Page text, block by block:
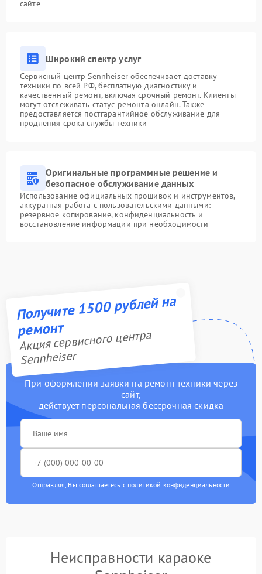
сайте
Широкий спектр услуг
Сервисный центр Sennheiser обеспечивает доставку
техники по всей РФ, бесплатную диагностику и
качественный ремонт, включая срочный ремонт. Клиенты
могут отслеживать статус ремонта онлайн. Также
предоставляется постгарантийное обслуживание для
продления срока службы техники
Оригинальные программные решение и
безопасное обслуживание данных
Использование официальных прошивок и инструментов,
аккуратная работа с пользовательскими данными:
резервное копирование, конфиденциальность и
восстановление информации при необходимости
Получите 1500 рублей на
ремонт
Акция сервисного центра
Sennheiser
При оформлении заявки на ремонт техники через
сайт,
действует персональная бессрочная скидка
Отправляя, Вы соглашаетесь с политикой конфиденциальности
Неисправности караоке